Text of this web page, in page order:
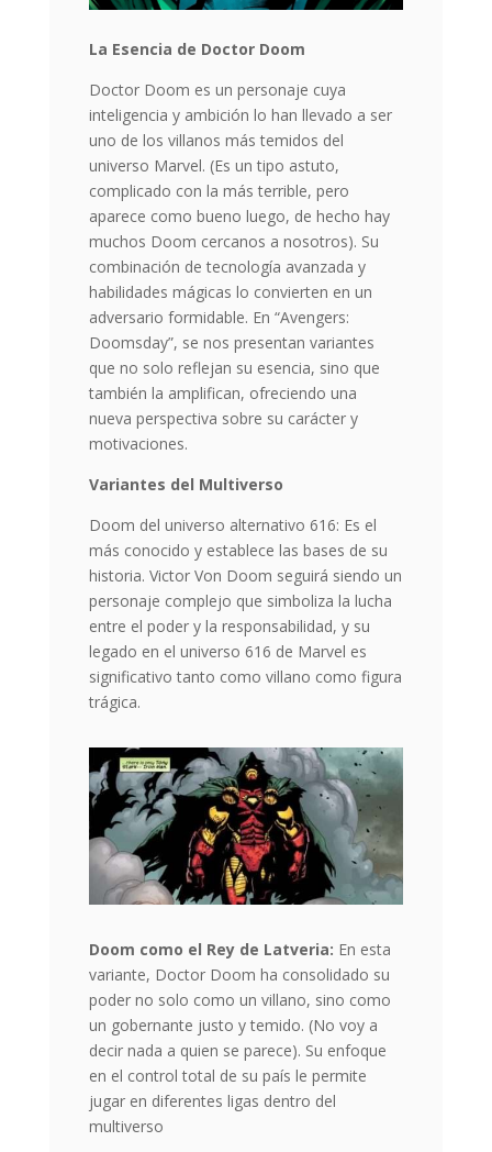
La Esencia de Doctor Doom
Doctor Doom es un personaje cuya
inteligencia y ambición lo han llevado a ser
uno de los villanos más temidos del
universo Marvel. (Es un tipo astuto,
complicado con la más terrible, pero
aparece como bueno luego, de hecho hay
muchos Doom cercanos a nosotros). Su
combinación de tecnología avanzada y
habilidades mágicas lo convierten en un
adversario formidable. En “Avengers:
Doomsday”, se nos presentan variantes
que no solo reflejan su esencia, sino que
también la amplifican, ofreciendo una
nueva perspectiva sobre su carácter y
motivaciones.
Variantes del Multiverso
Doom del universo alternativo 616: Es el
más conocido y establece las bases de su
historia. Victor Von Doom seguirá siendo un
personaje complejo que simboliza la lucha
entre el poder y la responsabilidad, y su
legado en el universo 616 de Marvel es
significativo tanto como villano como figura
trágica.
Doom como el Rey de Latveria: En esta
variante, Doctor Doom ha consolidado su
poder no solo como un villano, sino como
un gobernante justo y temido. (No voy a
decir nada a quien se parece). Su enfoque
en el control total de su país le permite
jugar en diferentes ligas dentro del
multiverso